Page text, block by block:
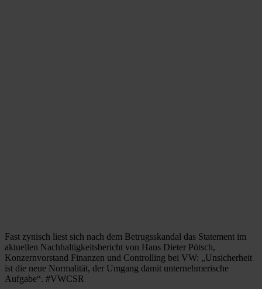
Fast zynisch liest sich nach dem Betrugsskandal das Statement im
aktuellen Nachhaltigkeitsbericht von Hans Dieter Pötsch,
Konzernvorstand Finanzen und Controlling bei VW: „Unsicherheit
ist die neue Normalität, der Umgang damit unternehmerische
Aufgabe“. #VWCSR